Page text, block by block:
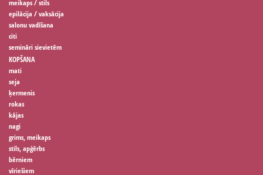
meikaps / stils
epilācija / vaksācija
salonu vadīšana
citi
semināri sievietēm
KOPŠANA
mati
seja
ķermenis
rokas
kājas
nagi
grims, meikaps
stils, apģērbs
bērniem
vīriešiem